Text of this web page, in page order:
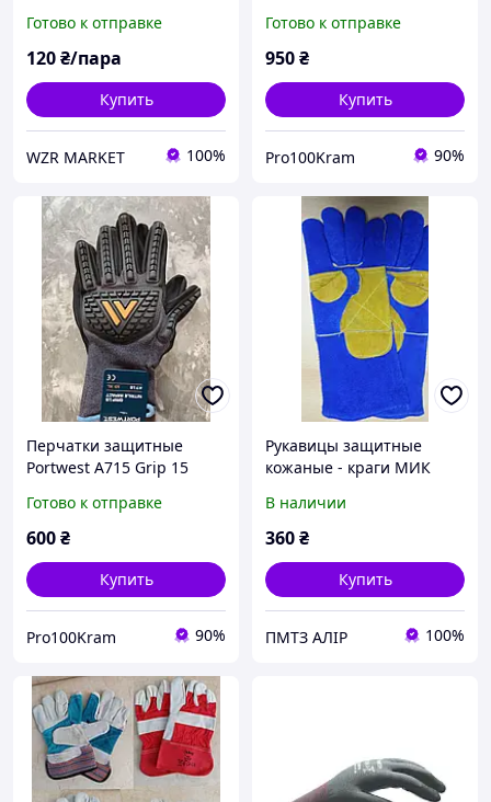
покритием 10 размер
HAISSER
Готово к отправке
120₴/пара
Купить
WZR MARKET 100%
покрытием, защита от
пореза D
Готово к отправке
950₴
Купить
Pro100Kram 90%
Перчатки защитные
Portwest A715 Grip 15
Готово к отправке
600₴
Купить
Pro100Kram 90%
Рукавицы защитные
кожаные - краги МИК
В наличии
360₴
Купить
ПМТЗ АЛІР 100%